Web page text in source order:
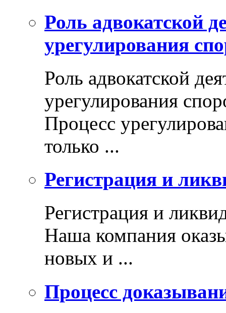
Роль адвокатской
урегулирования
Роль адвокатской
урегулирования
Процесс
только ...
Регистрация и
Регистрация и
Наша компания
новых и ...
Процесс